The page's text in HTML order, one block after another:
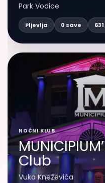
Park Vodice
Pljevlja 0 save
NOĆNI KLUB
Club
Vuka Kneževića